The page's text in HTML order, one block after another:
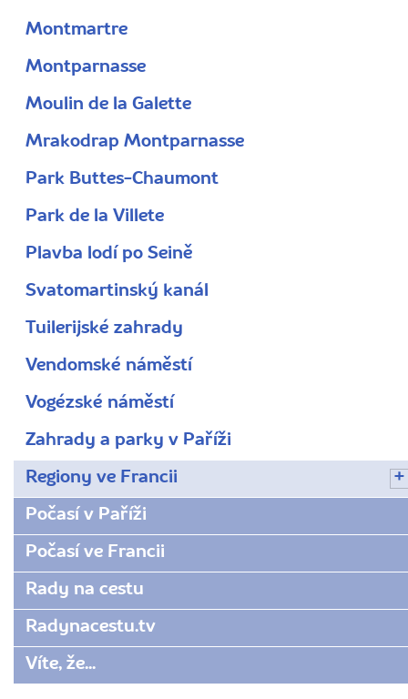
Montmartre
Montparnasse
Moulin de la Galette
Mrakodrap Montparnasse
Park Buttes-Chaumont
Park de la Villete
Plavba lodí po Seině
Svatomartinský kanál
Tuilerijské zahrady
Vendomské náměstí
Vogézské náměstí
Zahrady a parky v Paříži
Regiony ve Francii
Počasí v Paříži
Počasí ve Francii
Rady na cestu
Radynacestu.tv
Víte, že...